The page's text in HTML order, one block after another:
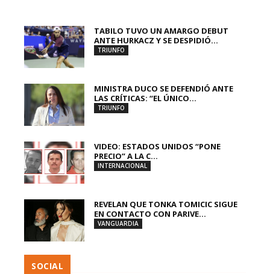
TABILO TUVO UN AMARGO DEBUT
ANTE HURKACZ Y SE DESPIDIÓ...
TRIUNFO
MINISTRA DUCO SE DEFENDIÓ ANTE
LAS CRÍTICAS: “EL ÚNICO...
TRIUNFO
VIDEO: ESTADOS UNIDOS “PONE
PRECIO” A LA C...
INTERNACIONAL
REVELAN QUE TONKA TOMICIC SIGUE
EN CONTACTO CON PARIVE...
VANGUARDIA
SOCIAL